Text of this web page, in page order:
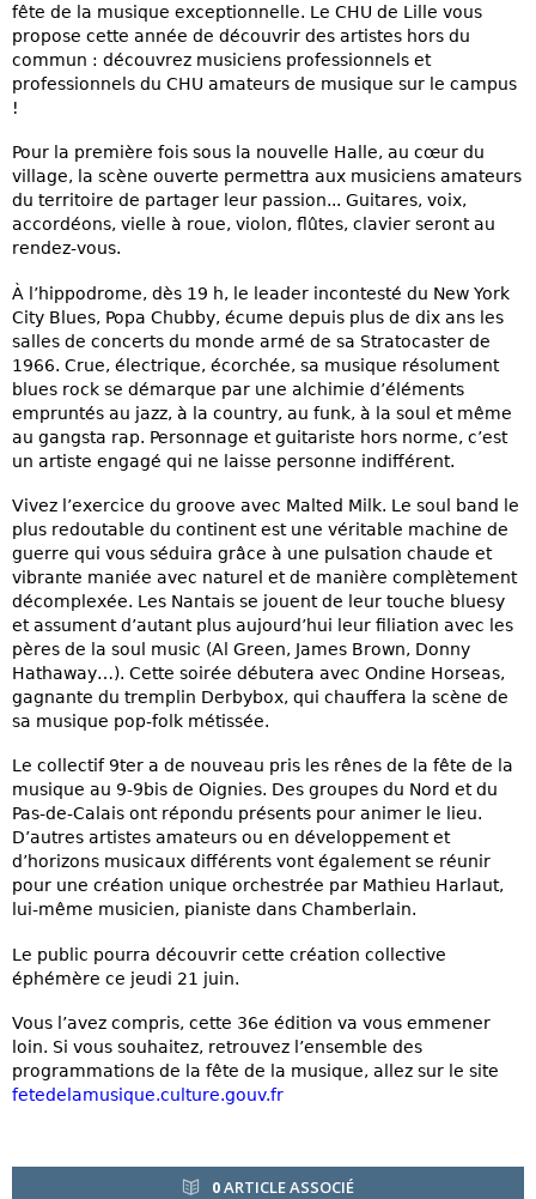
fête de la musique exceptionnelle. Le CHU de Lille vous
propose cette année de découvrir des artistes hors du
commun : découvrez musiciens professionnels et
professionnels du CHU amateurs de musique sur le campus
!
Pour la première fois sous la nouvelle Halle, au cœur du
village, la scène ouverte permettra aux musiciens amateurs
du territoire de partager leur passion... Guitares, voix,
accordéons, vielle à roue, violon, flûtes, clavier seront au
rendez-vous.
À l’hippodrome, dès 19 h, le leader incontesté du New York
City Blues, Popa Chubby, écume depuis plus de dix ans les
salles de concerts du monde armé de sa Stratocaster de
1966. Crue, électrique, écorchée, sa musique résolument
blues rock se démarque par une alchimie d’éléments
empruntés au jazz, à la country, au funk, à la soul et même
au gangsta rap. Personnage et guitariste hors norme, c’est
un artiste engagé qui ne laisse personne indifférent.
Vivez l’exercice du groove avec Malted Milk. Le soul band le
plus redoutable du continent est une véritable machine de
guerre qui vous séduira grâce à une pulsation chaude et
vibrante maniée avec naturel et de manière complètement
décomplexée. Les Nantais se jouent de leur touche bluesy
et assument d’autant plus aujourd’hui leur filiation avec les
pères de la soul music (Al Green, James Brown, Donny
Hathaway…). Cette soirée débutera avec Ondine Horseas,
gagnante du tremplin Derbybox, qui chauffera la scène de
sa musique pop-folk métissée.
Le collectif 9ter a de nouveau pris les rênes de la fête de la
musique au 9-9bis de Oignies. Des groupes du Nord et du
Pas-de-Calais ont répondu présents pour animer le lieu.
D’autres artistes amateurs ou en développement et
d’horizons musicaux différents vont également se réunir
pour une création unique orchestrée par Mathieu Harlaut,
lui-même musicien, pianiste dans Chamberlain.
Le public pourra découvrir cette création collective
éphémère ce jeudi 21 juin.
Vous l’avez compris, cette 36e édition va vous emmener
loin. Si vous souhaitez, retrouvez l’ensemble des
programmations de la fête de la musique, allez sur le site
fetedelamusique.culture.gouv.fr
0ARTICLE ASSOCIÉ